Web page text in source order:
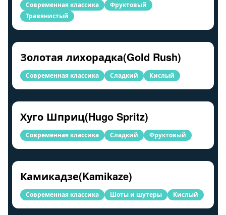
Современная классика
Фруктовый
Травянистый
Золотая лихорадка(Gold Rush)
Современная классика Сладкий Кислый
Хуго Шприц(Hugo Spritz)
Современная классика Сладкий Фруктовый
Камикадзе(Kamikaze)
Современная классика Шоты и шутеры Кислый